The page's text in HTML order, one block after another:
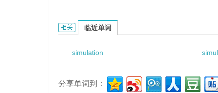
simulation symposium的相关资料：
临近单词
simulation
分享单词到：